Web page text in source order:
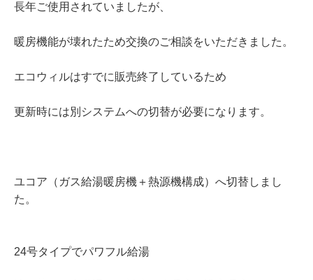
長年ご使用されていましたが、
暖房機能が壊れたため交換のご相談をいただきました。
エコウィルはすでに販売終了しているため
更新時には別システムへの切替が必要になります。
ユコア（ガス給湯暖房機＋熱源機構成）へ切替しまし
た。
24号タイプでパワフル給湯